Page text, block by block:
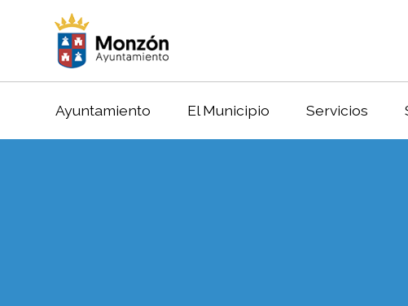
Ayuntamiento El Municipio Servicios